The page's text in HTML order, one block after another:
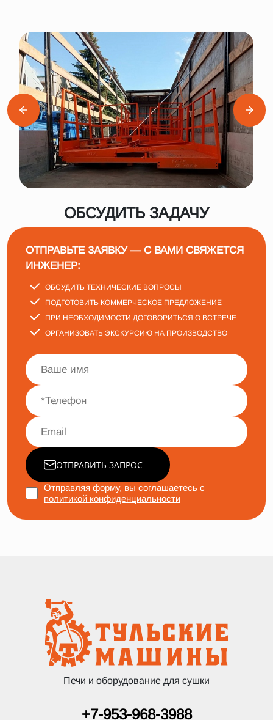
ОБСУДИТЬ ЗАДАЧУ
ОТПРАВЬТЕ ЗАЯВКУ — С ВАМИ СВЯЖЕТСЯ
ИНЖЕНЕР:
ОБСУДИТЬ ТЕХНИЧЕСКИЕ ВОПРОСЫ
ПОДГОТОВИТЬ КОММЕРЧЕСКОЕ ПРЕДЛОЖЕНИЕ
ПРИ НЕОБХОДИМОСТИ ДОГОВОРИТЬСЯ О ВСТРЕЧЕ
ОРГАНИЗОВАТЬ ЭКСКУРСИЮ НА ПРОИЗВОДСТВО
ОТПРАВИТЬ ЗАПРОС
Отправляя форму, вы соглашаетесь с
политикой конфиденциальности
Печи и оборудование для сушки
+7-953-968-3988